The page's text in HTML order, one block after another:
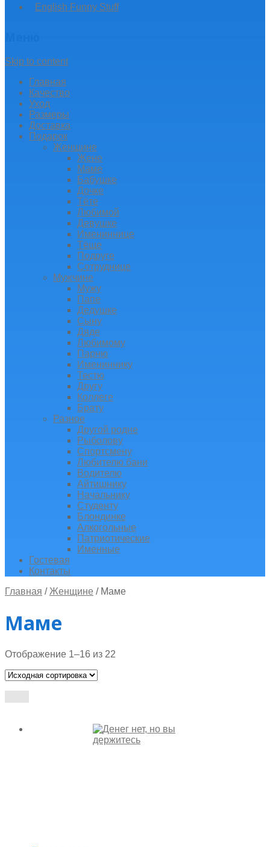
English Funny Stuff
Skip to content
Главная
Качество
Уход
Размеры
Доставка
Подарок
Женщине
Жене
Маме
Бабушке
Дочке
Тёте
Любимой
Девушке
Имениннице
Тёще
Подруге
Сотруднице
Мужчине
Мужу
Папе
Дедушке
Сыну
Дяде
Любимому
Парню
Имениннику
Тестю
Другу
Коллеге
Брату
Разное
Другой родне
Рыболову
Спортсмену
Любителю бани
Водителю
Айтишнику
Начальнику
Студенту
Блондинке
Алкогольные
Патриотические
Именные
Гостевая
Контакты
Главная / Женщине / Маме
Маме
Отображение 1–16 из 22